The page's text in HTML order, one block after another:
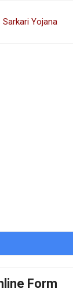
Sarkari Yojana
Form